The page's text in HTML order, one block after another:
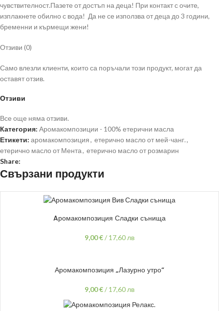
чувствителност.Пазете от достъп на деца! При контакт с очите,
изплакнете обилно с вода! Да не се използва от деца до 3 години,
бременни и кърмещи жени!
Отзиви (0)
Отзиви
Все още няма отзиви.
Само влезли клиенти, които са поръчали този продукт, могат да
оставят отзив.
Категория: Аромакомпозиции - 100% етерични масла
Етикети: аромакомпозиция, етерично масло от мей-чанг.,
етерично масло от Мента, етерично масло от розмарин
Share:
Свързани продукти
Aромакомпозиция Сладки сънища
9,00€ / 17,60 лв
Аромакомпозиция „Лазурно утро“
9,00€ / 17,60 лв